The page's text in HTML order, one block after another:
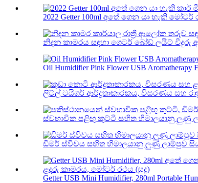
2022 Getter 100ml අතේ ගෙන යා හැකි
නිදන කාමරය සඳහා ගෙටර් බෝඩ් ලයිට් වීදුරු
Oil Humidifier Pink Flower USB Aromatherapy
ලිට්ල් ටයිගර් ආර්ද්‍රතාකාරකය, විසරණය සහ
ස්වභාවික පළිඟු කුට්ටි සහිත හිමාලයානු ලුණු
ඩිමර් ස්විචය සහිත හිමාලයානු ලුණු ලාම්පුව
Getter USB Mini Humidifier, 280ml Portable